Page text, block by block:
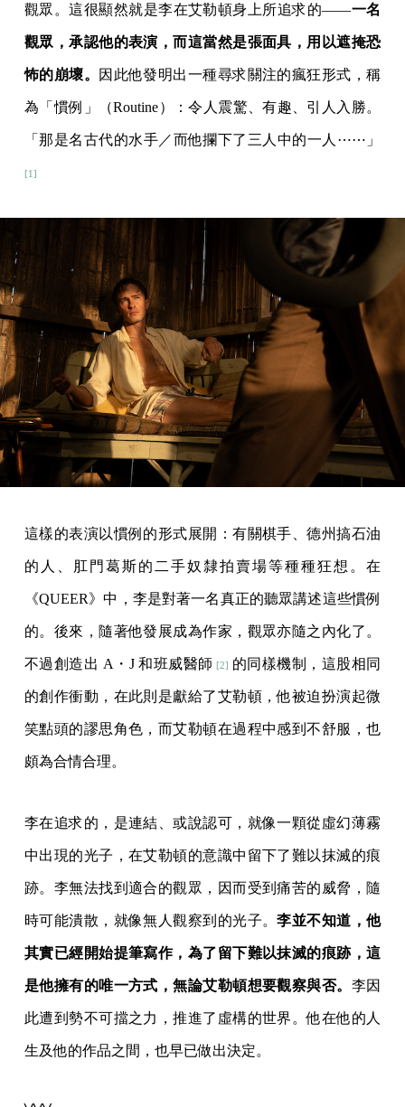
觀眾。這很顯然就是李在艾勒頓身上所追求的——一名
觀眾，承認他的表演，而這當然是張面具，用以遮掩恐
怖的崩壞。 因此他發明出一種尋求關注的瘋狂形式，稱
為「慣例」（Routine）：令人震驚、有趣、引人入勝。
「那是名古代的水手／而他攔下了三人中的一人⋯⋯」
[1]
這樣的表演以慣例的形式展開：有關棋手、德州搞石油
的人、肛門葛斯的二手奴隸拍賣場等種種狂想。在
《QUEER》中，李是對著一名真正的聽眾講述這些慣例
的。後來，隨著他發展成為作家，觀眾亦隨之內化了。
不過創造出 A・J 和班威醫師 [2] 的同樣機制，這股相同
的創作衝動，在此則是獻給了艾勒頓，他被迫扮演起微
笑點頭的謬思角色，而艾勒頓在過程中感到不舒服，也
頗為合情合理。
李在追求的，是連結、或說認可，就像一顆從虛幻薄霧
中出現的光子，在艾勒頓的意識中留下了難以抹滅的痕
跡。李無法找到適合的觀眾，因而受到痛苦的威脅，隨
時可能潰散，就像無人觀察到的光子。李並不知道，他
其實已經開始提筆寫作，為了留下難以抹滅的痕跡，這
是他擁有的唯一方式，無論艾勒頓想要觀察與否。 李因
此遭到勢不可擋之力，推進了虛構的世界。他在他的人
生及他的作品之間，也早已做出決定。